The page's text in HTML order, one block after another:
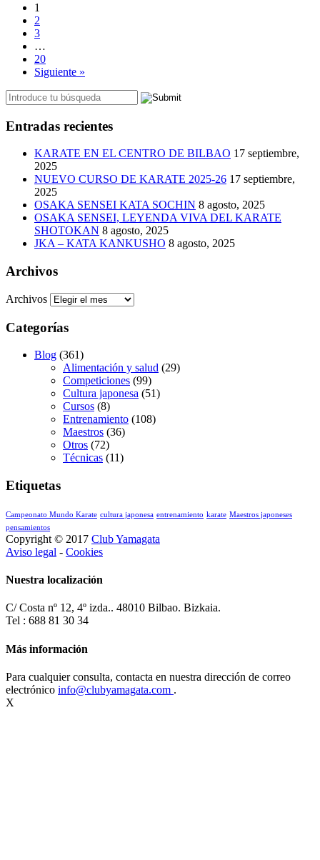
1
2
3
…
20
Siguiente »
Entradas recientes
KARATE EN EL CENTRO DE BILBAO 17 septiembre,
2025
NUEVO CURSO DE KARATE 2025-26 17 septiembre,
2025
OSAKA SENSEI KATA SOCHIN 8 agosto, 2025
OSAKA SENSEI, LEYENDA VIVA DEL KARATE
SHOTOKAN 8 agosto, 2025
JKA – KATA KANKUSHO 8 agosto, 2025
Archivos
Archivos
Categorías
Blog (361)
Alimentación y salud (29)
Competiciones (99)
Cultura japonesa (51)
Cursos (8)
Entrenamiento (108)
Maestros (36)
Otros (72)
Técnicas (11)
Etiquetas
Campeonato Mundo Karate cultura japonesa entrenamiento karate Maestros japoneses
pensamientos
Copyright © 2017 Club Yamagata
Aviso legal - Cookies
Nuestra localización
C/ Costa nº 12, 4º izda.. 48010 Bilbao. Bizkaia.
Tel : 688 81 30 34
Más información
Para cualquier consulta, contacta en nuestra dirección de correo
electrónico info@clubyamagata.com .
X